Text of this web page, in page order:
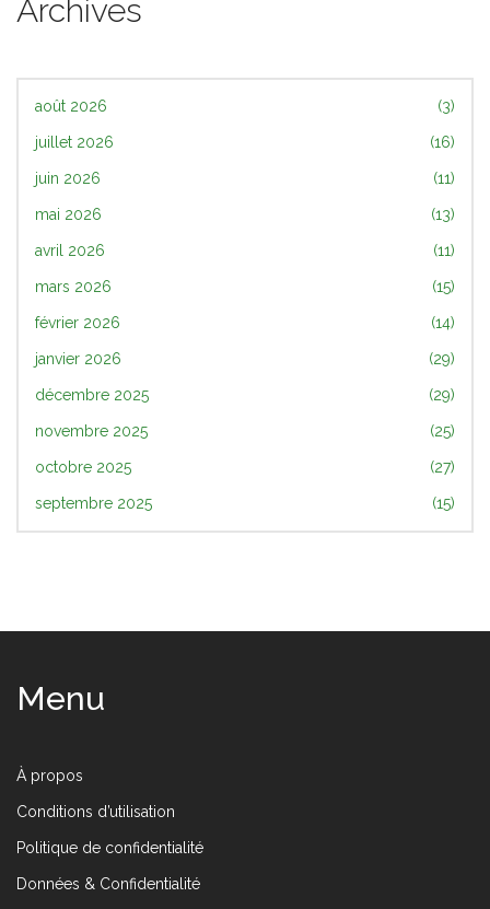
Archives
août 2026 (3)
juillet 2026 (16)
juin 2026 (11)
mai 2026 (13)
avril 2026 (11)
mars 2026 (15)
février 2026 (14)
janvier 2026 (29)
décembre 2025 (29)
novembre 2025 (25)
octobre 2025 (27)
septembre 2025 (15)
Menu
À propos
Conditions d’utilisation
Politique de confidentialité
Données & Confidentialité